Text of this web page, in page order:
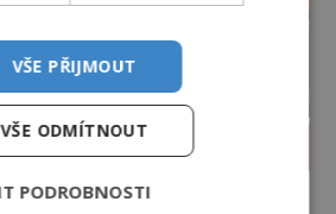
ČASOPIS
VŠE PŘIJMOUT
VŠE ODMÍTNOUT
PODROBNOSTI